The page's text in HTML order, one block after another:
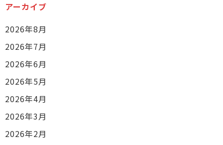
アーカイブ
2026年8月
2026年7月
2026年6月
2026年5月
2026年4月
2026年3月
2026年2月